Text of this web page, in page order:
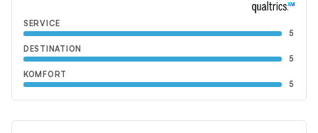
SERVICE
5
DESTINATION
5
KOMFORT
5